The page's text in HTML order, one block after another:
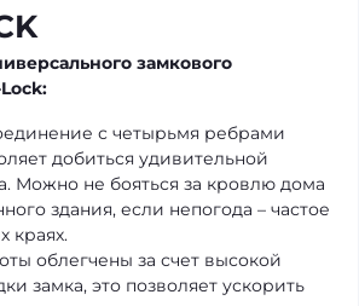
замкового
с четырьмя ребрами
добиться удивительной
Можно не бояться за кровлю дома
здания, если непогода – частое
краях.
облегчены за счет высокой
замка, это позволяет ускорить